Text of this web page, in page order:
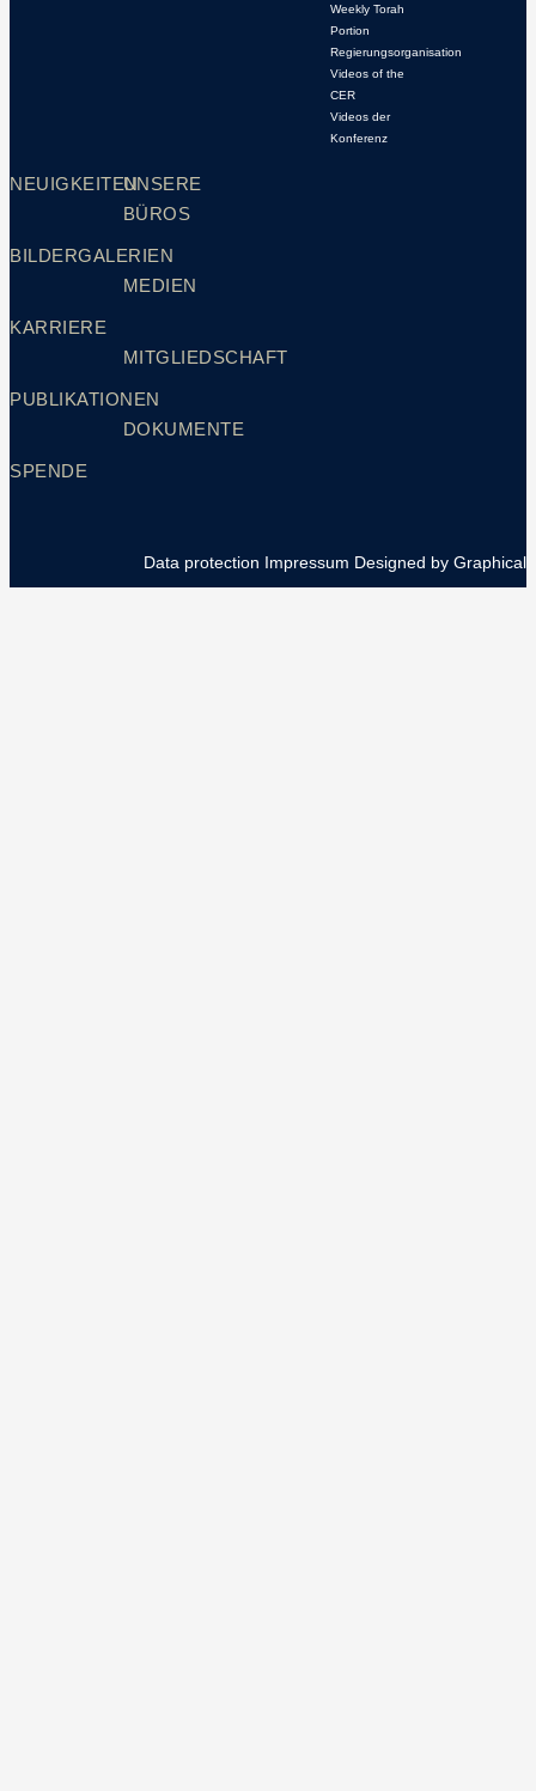
Weekly Torah
Portion
Regierungsorganisation
Videos of the
CER
Videos der
Konferenz
NEUIGKEITEN
BILDERGALERIEN
KARRIERE
PUBLIKATIONEN
SPENDE
UNSERE
BÜROS
MEDIEN
MITGLIEDSCHAFT
DOKUMENTE
Data protection Impressum Designed by Graphical